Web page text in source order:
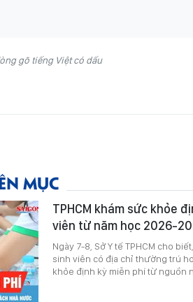
gõ tiếng Việt có dấu
MỤC
TPHCM khám sức khỏe
viên từ năm học 2026-
Ngày 7-8, Sở Y tế TPHCM cho
sinh viên có địa chỉ thường trú
khỏe định kỳ miễn phí từ nguồn